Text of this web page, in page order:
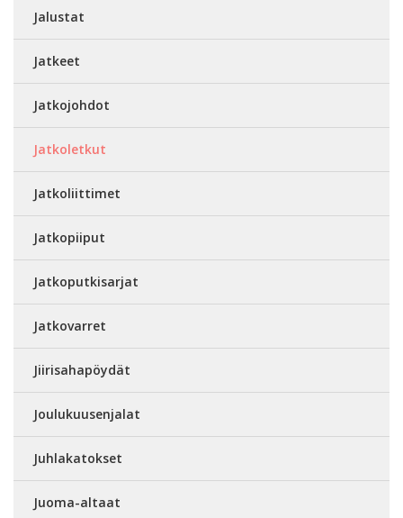
Jalustat
Jatkeet
Jatkojohdot
Jatkoletkut
Jatkoliittimet
Jatkopiiput
Jatkoputkisarjat
Jatkovarret
Jiirisahapöydät
Joulukuusenjalat
Juhlakatokset
Juoma-altaat